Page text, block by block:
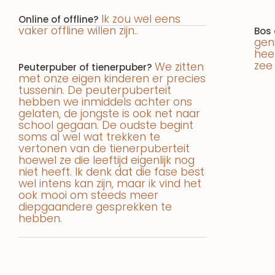
Online of offline? Ik zou wel eens
vaker offline willen zijn..
Peuterpuber of tienerpuber? We zitten
met onze eigen kinderen er precies
tussenin. De peuterpuberteit
hebben we inmiddels achter ons
gelaten, de jongste is ook net naar
school gegaan. De oudste begint
soms al wel wat trekken te
vertonen van de tienerpuberteit
hoewel ze die leeftijd eigenlijk nog
niet heeft. Ik denk dat die fase best
wel intens kan zijn, maar ik vind het
ook mooi om steeds meer
diepgaandere gesprekken te
hebben.
Bos